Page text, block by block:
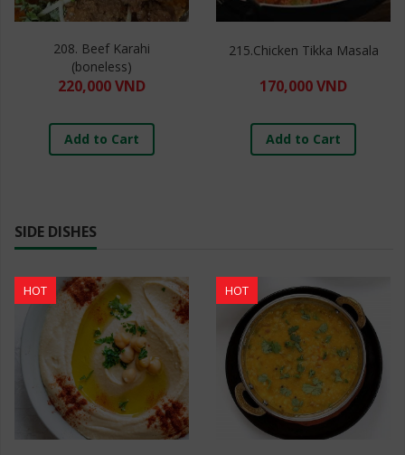
208. Beef Karahi
(boneless)
220,000 VND
Add to Cart
215.Chicken Tikka Masala
170,000 VND
Add to Cart
SIDE DISHES
HOT HOT